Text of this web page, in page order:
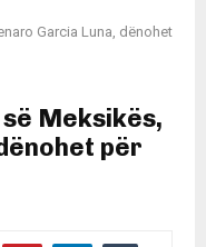
Garcia Luna, dënohet
Meksikës,
për